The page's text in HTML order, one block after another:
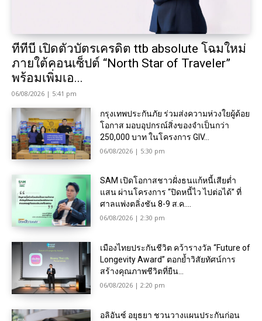
ทีทีบี เปิดตัวบัตรเครดิต ttb absolute โฉมใหม่
ภายใต้คอนเซ็ปต์ “North Star of Traveler”
พร้อมเพิ่มเอ...
06/08/2026 | 5:41 pm
กรุงเทพประกันภัย ร่วมส่งความห่วงใยผู้ด้อย
โอกาส มอบอุปกรณ์สิ่งของจำเป็นกว่า
250,000 บาท ในโครงการ GIV...
06/08/2026 | 5:30 pm
SAM เปิดโอกาสชาวฝั่งธนแก้หนี้เสียต่ำ
แสน ผ่านโครงการ “ปิดหนี้ไว ไปต่อได้” ที่
ศาลแพ่งตลิ่งชัน 8-9 ส.ค....
06/08/2026 | 2:30 pm
เมืองไทยประกันชีวิต คว้ารางวัล “Future of
Longevity Award” ตอกย้ำวิสัยทัศน์การ
สร้างคุณภาพชีวิตที่ยืน...
06/08/2026 | 2:20 pm
อลิอันซ์ อยุธยา ชวนวางแผนประกันก่อน